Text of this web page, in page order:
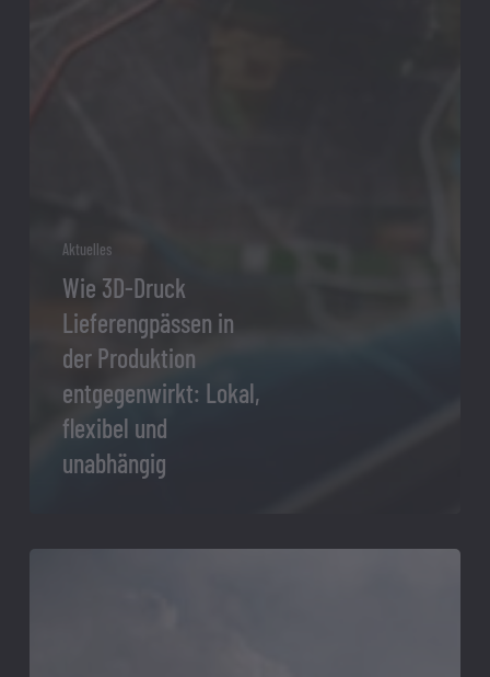
Aktuelles
Wie 3D-Druck
Lieferengpässen in
der Produktion
entgegenwirkt: Lokal,
flexibel und
unabhängig